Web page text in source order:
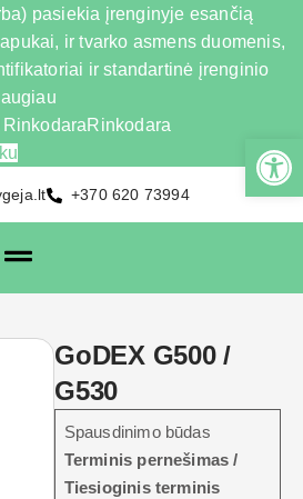
pasiekia įrenginyje esančią
ir tvarko asmens duomenis,
ir standartinė įrenginio
RinkodaraRinkodara
+370 620 73994
GoDEX G500 /
G530
Spausdinimo būdas
Terminis pernešimas /
Tiesioginis terminis